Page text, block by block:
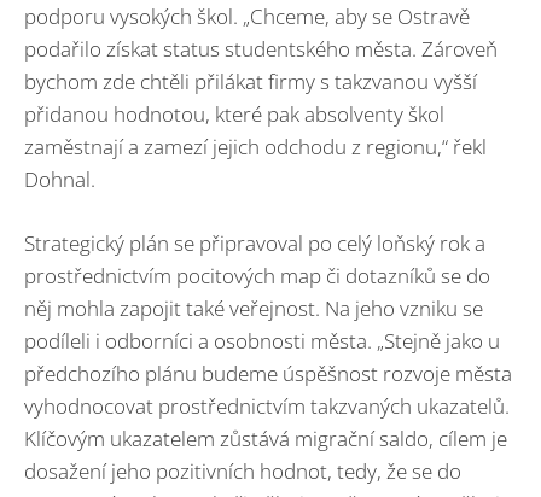
podporu vysokých škol. „Chceme, aby se Ostravě
podařilo získat status studentského města. Zároveň
bychom zde chtěli přilákat firmy s takzvanou vyšší
přidanou hodnotou, které pak absolventy škol
zaměstnají a zamezí jejich odchodu z regionu,“ řekl
Dohnal.
Strategický plán se připravoval po celý loňský rok a
prostřednictvím pocitových map či dotazníků se do
něj mohla zapojit také veřejnost. Na jeho vzniku se
podíleli i odborníci a osobnosti města. „Stejně jako u
předchozího plánu budeme úspěšnost rozvoje města
vyhodnocovat prostřednictvím takzvaných ukazatelů.
Klíčovým ukazatelem zůstává migrační saldo, cílem je
dosažení jeho pozitivních hodnot, tedy, že se do